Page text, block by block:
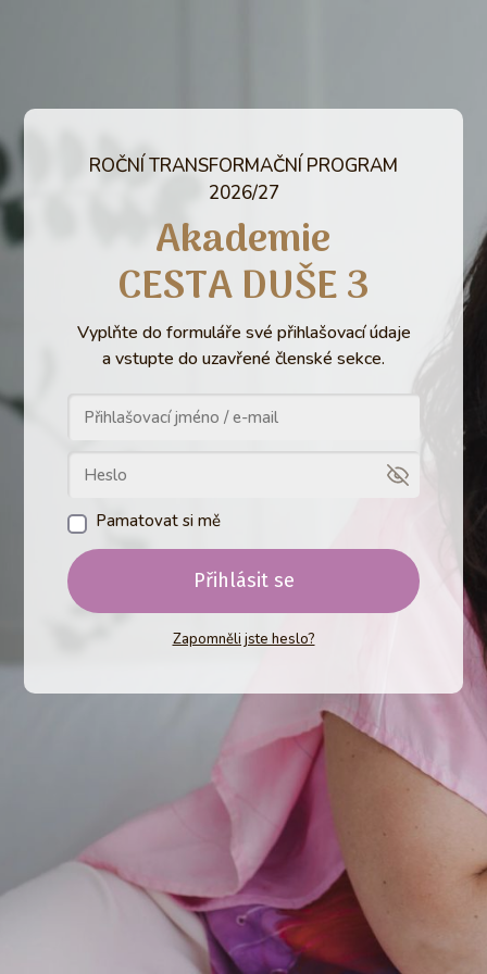
ROČNÍ TRANSFORMAČNÍ PROGRAM
2026/27
Akademie
CESTA DUŠE 3
Vyplňte do formuláře své přihlašovací údaje
a vstupte do uzavřené členské sekce.
Pamatovat si mě
Přihlásit se
Zapomněli jste heslo?